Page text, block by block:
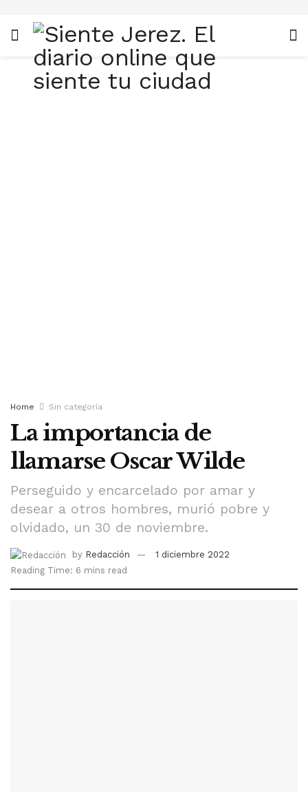
Home Sin categoría
La importancia de
llamarse Oscar Wilde
Perseguido y encarcelado por amar y
desear a otros hombres, murió pobre y
olvidado, un 30 de noviembre.
by Redacción
1 diciembre 2022
Reading Time: 6 mins read